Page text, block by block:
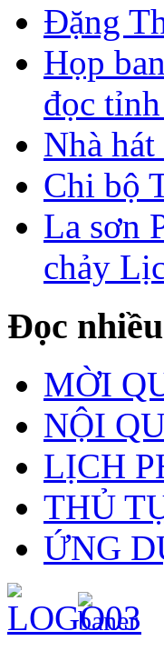
Đặng
Họp
đọc
Nhà
Chi bộ
La sơn
chảy
Đọc
MỜI
NỘI
LỊCH
THỦ
ỨNG